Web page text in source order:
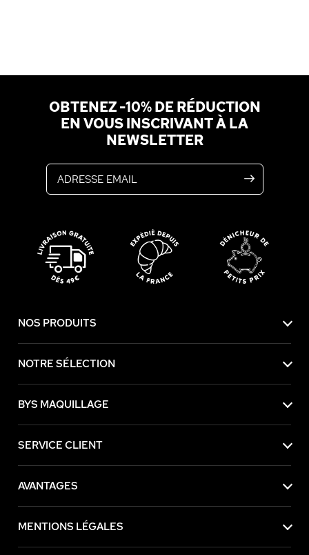
OBTENEZ -10% DE RÉDUCTION
EN VOUS INSCRIVANT À LA
NEWSLETTER
NOS PRODUITS
NOTRE SÉLECTION
BYS MAQUILLAGE
SERVICE CLIENT
AVANTAGES
MENTIONS LÉGALES